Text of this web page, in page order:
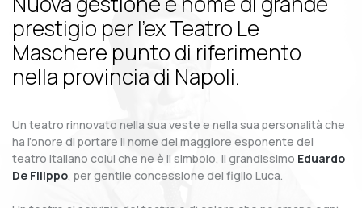
prestigio per l’ex Teatro Le
Maschere punto di riferimento
nella provincia di Napoli.
Un teatro rinnovato nella sua veste e nella sua personalità che
ha l’onore di portare il nome del maggiore esponente del
teatro italiano colui che ne è il simbolo, il grandissimo Eduardo
De Filippo, per gentile concessione del figlio Luca.